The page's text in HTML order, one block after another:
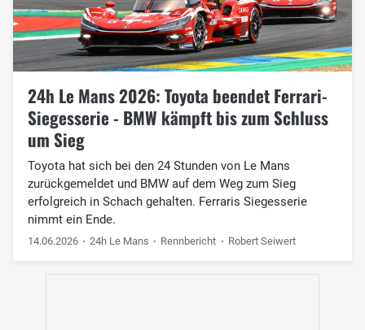
24h Le Mans 2026: Toyota beendet Ferrari-
Siegesserie - BMW kämpft bis zum Schluss
um Sieg
Toyota hat sich bei den 24 Stunden von Le Mans
zurückgemeldet und BMW auf dem Weg zum Sieg
erfolgreich in Schach gehalten. Ferraris Siegesserie
nimmt ein Ende.
14.06.2026 24h Le Mans Rennbericht Robert Seiwert